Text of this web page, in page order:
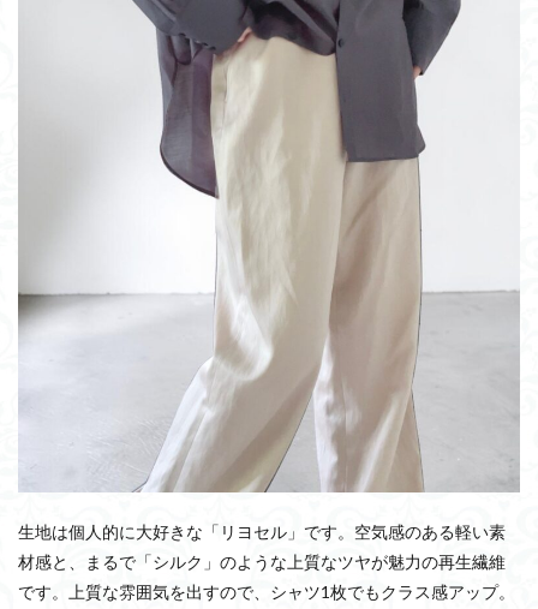
生地は個人的に大好きな「リヨセル」です。空気感のある軽い素
材感と、まるで「シルク」のような上質なツヤが魅力の再生繊維
です。上質な雰囲気を出すので、シャツ1枚でもクラス感アップ。